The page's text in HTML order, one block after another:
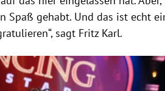
gehabt. Und das ist echt
sagt Fritz Karl.